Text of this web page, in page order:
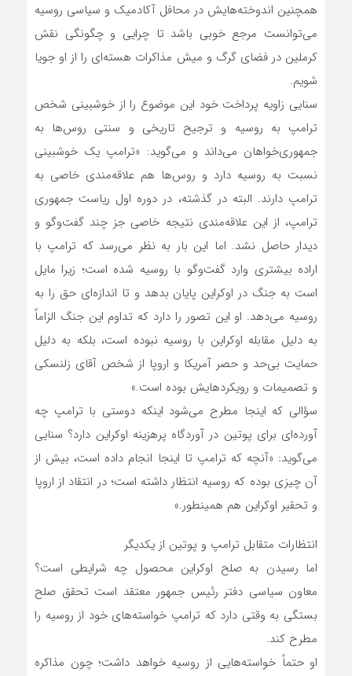
همچنین اندوخته‌هایش در محافل آکادمیک و سیاسی روسیه
می‌توانست مرجع خوبی باشد تا چرایی و چگونگی نقش
کرملین در فضای گرگ و میش مذاکرات هسته‌ای را از او جویا
شویم.
سنایی زاویه پرداخت خود این موضوع را از خوشبینی شخص
ترامپ به روسیه و ترجیح تاریخی و سنتی روس‌ها به
جمهوری‌خواهان می‌داند و می‌گوید: «ترامپ یک خوشبینی
نسبت به روسیه دارد و روس‌ها هم علاقه‌مندی خاصی به
ترامپ دارند. البته در گذشته، در دوره اول ریاست جمهوری
ترامپ، از این علاقه‌مندی نتیجه خاصی جز چند گفت‌وگو و
دیدار حاصل نشد. اما این بار به نظر می‌رسد که ترامپ با
اراده بیشتری وارد گفت‌وگو با روسیه شده است؛ زیرا مایل
است به جنگ در اوکراین پایان بدهد و تا اندازه‌ای حق را به
روسیه می‌دهد. او این تصور را دارد که تداوم این جنگ الزاماً
به دلیل مقابله اوکراین با روسیه نبوده است، بلکه به دلیل
حمایت بی‌حد و حصر آمریکا و اروپا از شخص آقای زلنسکی
و تصمیمات و رویکردهایش بوده است.»
سؤالی که اینجا مطرح می‌شود اینکه دوستی با ترامپ چه
آورده‌ای برای پوتین در آوردگاه پرهزینه اوکراین دارد؟ سنایی
می‌گوید: «آنچه که ترامپ تا اینجا انجام داده است، بیش از
آن چیزی بوده که روسیه انتظار داشته است؛ در انتقاد از اروپا
و تحقیر اوکراین هم همینطور.»
انتظارات متقابل ترامپ و پوتین از یکدیگر
اما رسیدن به صلح اوکراین محصول چه شرایطی است؟
معاون سیاسی دفتر رئیس جمهور معتقد است تحقق صلح
بستگی به وقتی دارد که ترامپ خواسته‌های خود از روسیه را
مطرح کند.
او حتماً خواسته‌هایی از روسیه خواهد داشت؛ چون مذاکره